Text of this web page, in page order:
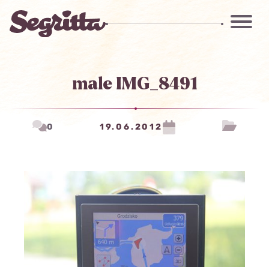
male IMG_8491
0 19.06.2012